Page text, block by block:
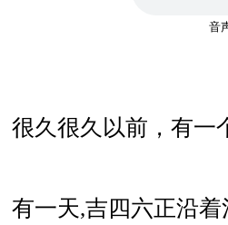
很久很久以前，有一
有一天,吉四六正沿着